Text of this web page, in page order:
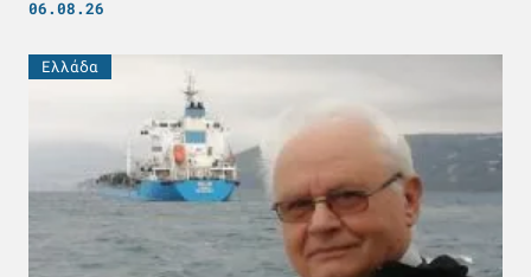
06.08.26
Ελλάδα